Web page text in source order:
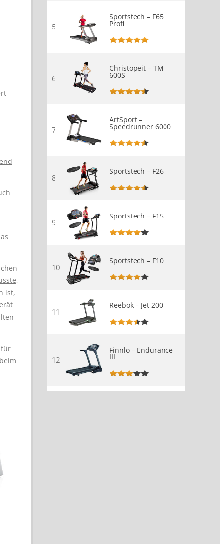
,
ist,
5
Sportstech – F65
Profi
6
Christopeit – TM
600S
7
ArtSport –
Speedrunner 6000
8
Sportstech – F26
9
Sportstech – F15
10
Sportstech – F10
11
Reebok – Jet 200
12
Finnlo – Endurance
III